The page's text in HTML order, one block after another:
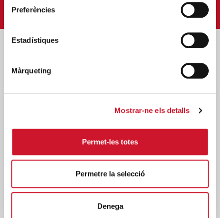
Preferències
Estadístiques
Màrqueting
Mostrar-ne els detalls
Permet-les totes
Permetre la selecció
Denega